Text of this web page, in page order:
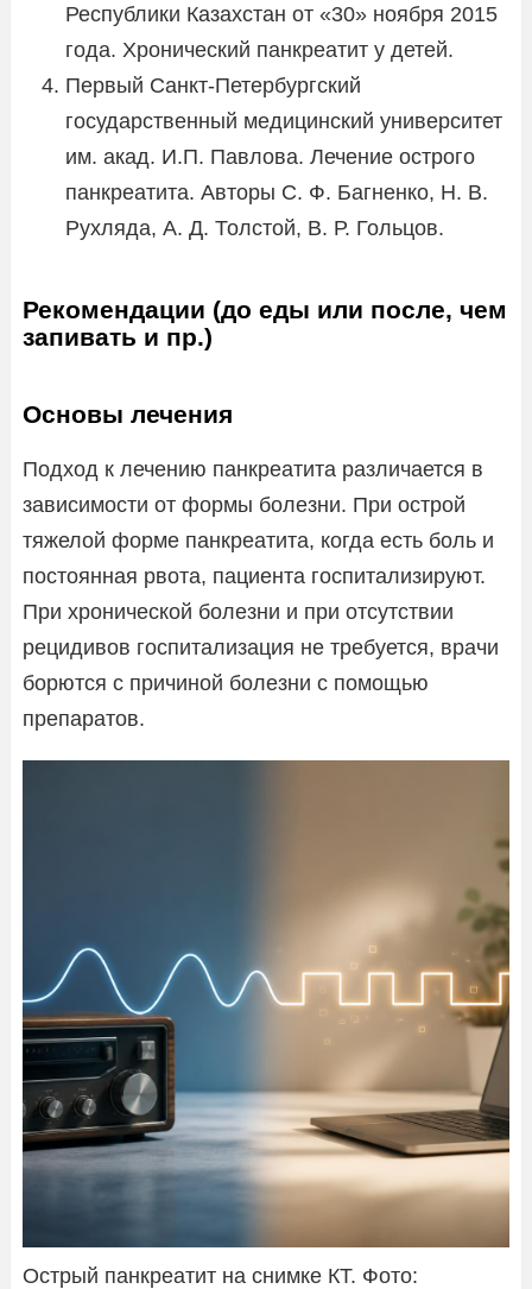
Республики Казахстан от «30» ноября 2015
года. Хронический панкреатит у детей.
Первый Санкт-Петербургский
государственный медицинский университет
им. акад. И.П. Павлова. Лечение острого
панкреатита. Авторы С. Ф. Багненко, Н. В.
Рухляда, А. Д. Толстой, В. Р. Гольцов.
Рекомендации (до еды или после, чем
запивать и пр.)
Основы лечения
Подход к лечению панкреатита различается в
зависимости от формы болезни. При острой
тяжелой форме панкреатита, когда есть боль и
постоянная рвота, пациента госпитализируют.
При хронической болезни и при отсутствии
рецидивов госпитализация не требуется, врачи
борются с причиной болезни с помощью
препаратов.
Острый панкреатит на снимке КТ. Фото: